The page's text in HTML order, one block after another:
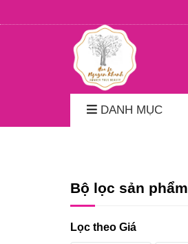
DANH MỤC
Bộ lọc sản phẩm
Lọc theo Giá